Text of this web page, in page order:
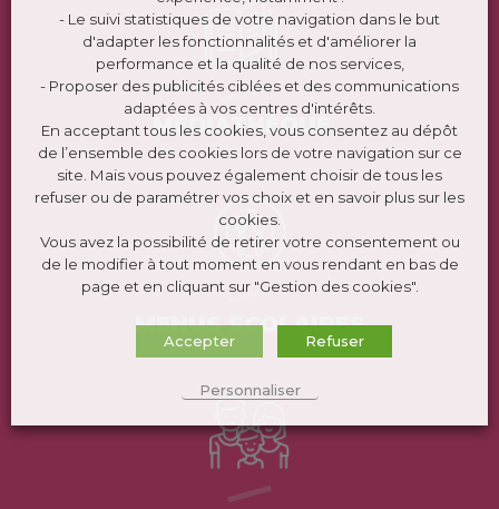
MÉDIATHÈQUE
MENUS SCOLAIRES
- Le suivi statistiques de votre navigation dans le but
d'adapter les fonctionnalités et d'améliorer la
performance et la qualité de nos services,
- Proposer des publicités ciblées et des communications
adaptées à vos centres d'intérêts.
En acceptant tous les cookies, vous consentez au dépôt
de l’ensemble des cookies lors de votre navigation sur ce
site. Mais vous pouvez également choisir de tous les
refuser ou de paramétrer vos choix et en savoir plus sur les
cookies.
Vous avez la possibilité de retirer votre consentement ou
de le modifier à tout moment en vous rendant en bas de
page et en cliquant sur "Gestion des cookies".
Accepter Refuser
Personnaliser